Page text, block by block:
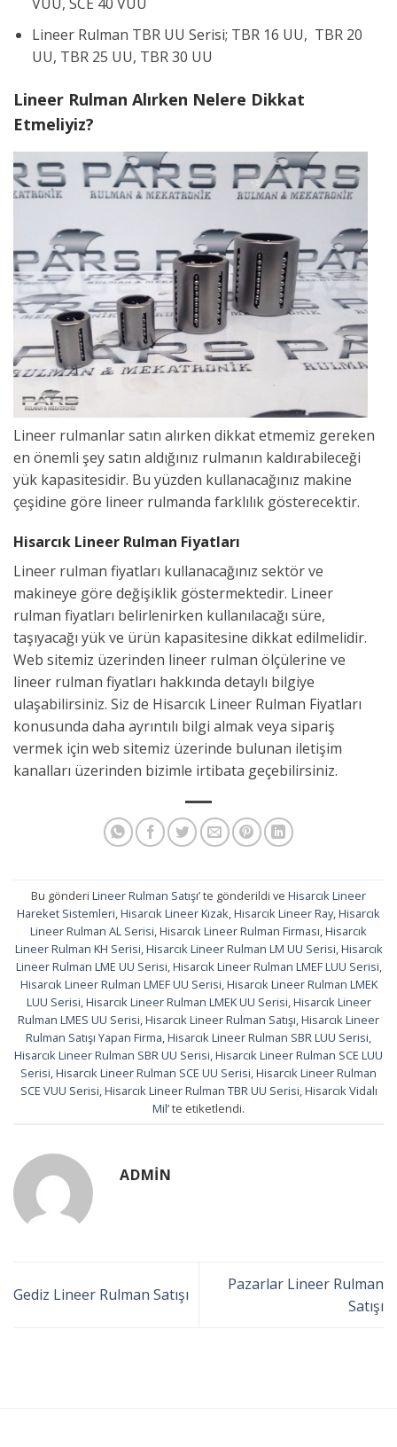
Lineer Rulman TBR UU Serisi; TBR 16 UU, TBR 20
UU, TBR 25 UU, TBR 30 UU
Lineer Rulman Alırken Nelere Dikkat
Etmeliyiz?
Lineer rulmanlar satın alırken dikkat etmemiz gereken
en önemli şey satın aldığınız rulmanın kaldırabileceği
yük kapasitesidir. Bu yüzden kullanacağınız makine
çeşidine göre lineer rulmanda farklılık gösterecektir.
Hisarcık Lineer Rulman Fiyatları
Lineer rulman fiyatları kullanacağınız sektör ve
makineye göre değişiklik göstermektedir. Lineer
rulman fiyatları belirlenirken kullanılacağı süre,
taşıyacağı yük ve ürün kapasitesine dikkat edilmelidir.
Web sitemiz üzerinden lineer rulman ölçülerine ve
lineer rulman fiyatları hakkında detaylı bilgiye
ulaşabilirsiniz. Siz de Hisarcık Lineer Rulman Fiyatları
konusunda daha ayrıntılı bilgi almak veya sipariş
vermek için web sitemiz üzerinde bulunan iletişim
kanalları üzerinden bizimle irtibata geçebilirsiniz.
Bu gönderi Lineer Rulman Satışı’ te gönderildi ve Hisarcık Lineer
Hareket Sistemleri,Hisarcık Lineer Kızak,Hisarcık Lineer Ray,Hisarcık
Lineer Rulman AL Serisi,Hisarcık Lineer Rulman Firması,Hisarcık
Lineer Rulman KH Serisi,Hisarcık Lineer Rulman LM UU Serisi,Hisarcık
Lineer Rulman LME UU Serisi,Hisarcık Lineer Rulman LMEF LUU Serisi,
Hisarcık Lineer Rulman LMEF UU Serisi,Hisarcık Lineer Rulman LMEK
LUU Serisi,Hisarcık Lineer Rulman LMEK UU Serisi,Hisarcık Lineer
Rulman LMES UU Serisi,Hisarcık Lineer Rulman Satışı,Hisarcık Lineer
Rulman Satışı Yapan Firma,Hisarcık Lineer Rulman SBR LUU Serisi,
Hisarcık Lineer Rulman SBR UU Serisi,Hisarcık Lineer Rulman SCE LUU
Serisi,Hisarcık Lineer Rulman SCE UU Serisi,Hisarcık Lineer Rulman
SCE VUU Serisi,Hisarcık Lineer Rulman TBR UU Serisi,Hisarcık Vidalı
Mil’ te etiketlendi.
ADMIN
Gediz Lineer Rulman Satışı
Pazarlar Lineer Rulman
Satışı